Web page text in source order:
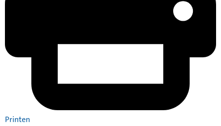
Printen